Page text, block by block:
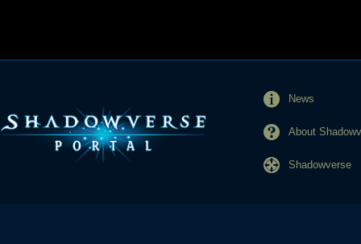
News
About
Shadowverse